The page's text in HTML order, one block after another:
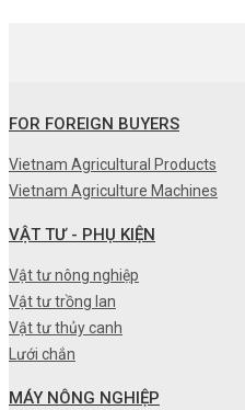
FOR FOREIGN BUYERS
Vietnam Agricultural Products
Vietnam Agriculture Machines
VẬT TƯ - PHỤ KIỆN
Vật tư nông nghiệp
Vật tư trồng lan
Vật tư thủy canh
Lưới chắn
MÁY NÔNG NGHIỆP